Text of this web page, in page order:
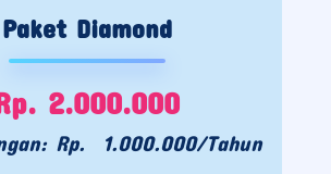
Paket Diamond
2.000.000
Rp. 1.000.000/Tahun